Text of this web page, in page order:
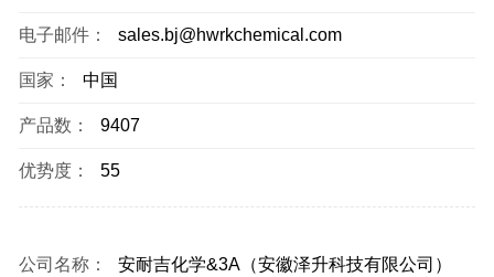
电子邮件： sales.bj@hwrkchemical.com
国家： 中国
产品数： 9407
优势度： 55
公司名称： 安耐吉化学&3A（安徽泽升科技有限公司）